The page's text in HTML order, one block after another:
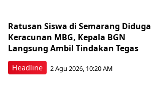
Headline
Ratusan Siswa di Semarang Diduga
Keracunan MBG, Kepala BGN
Langsung Ambil Tindakan Tegas
2 Agu 2026, 10:20 AM